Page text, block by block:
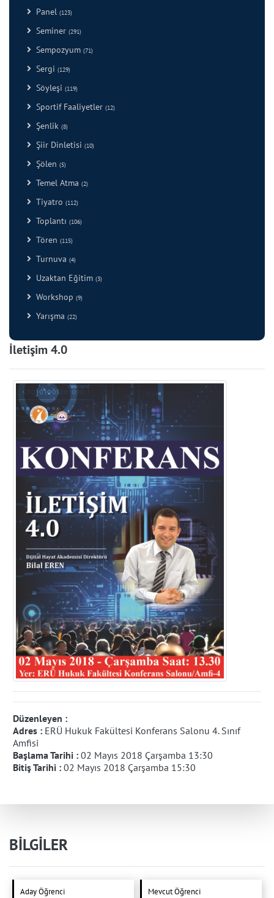
Panel (123)
Seminer (291)
Sempozyum (71)
Sergi (129)
Söyleşi (119)
Sportif Faaliyetler (12)
Şenlik (8)
Şiir Dinletisi (10)
Şölen (5)
Temel Atma (2)
Tiyatro (112)
Toplantı (106)
Tören (115)
Turnuva (4)
Uzaktan Eğitim (3)
Workshop (9)
Yarışma (22)
İletişim 4.0
Düzenleyen :
Adres : ERÜ Hukuk Fakültesi Konferans Salonu 4. Sınıf
Amfisi
Başlama Tarihi : 02 Mayıs 2018 Çarşamba 13:30
Bitiş Tarihi : 02 Mayıs 2018 Çarşamba 15:30
BİLGİLER
Aday Öğrenci Mevcut Öğrenci